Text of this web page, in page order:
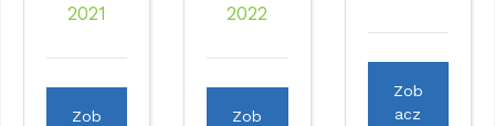
2021
Zob
2022
Zob
Zob
acz